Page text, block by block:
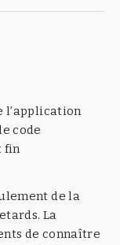
l’application
code
fin
de la
La
de connaître